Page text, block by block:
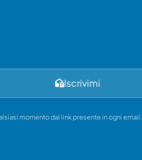
Iscrivimi
momento dal link presente in ogni email.